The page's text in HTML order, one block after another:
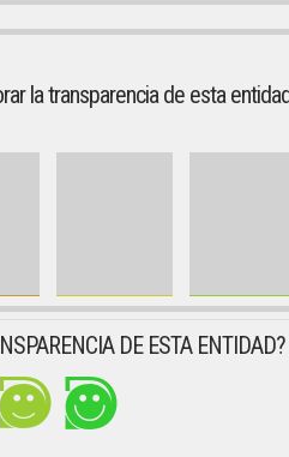
la transparencia de esta
DE ESTA ENTIDAD?